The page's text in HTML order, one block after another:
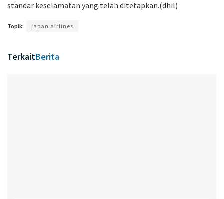
standar keselamatan yang telah ditetapkan.(dhil)
Topik: japan airlines
TerkaitBerita